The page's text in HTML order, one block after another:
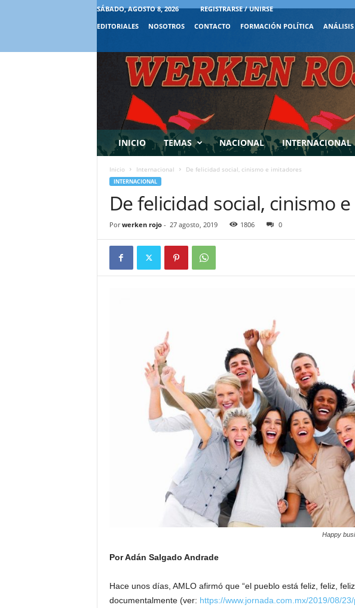
SÁBADO, AGOSTO 8, 2026
REGISTRARSE / UNIRSE
EDITORIALES
NOSOTROS CONTACTO FORMACIÓN POLÍTICA ANÁLISIS
INICIO TEMAS NACIONAL INTERNACIONAL
Inicio Internacional De felicidad social, cinismo e imitadores
INTERNACIONAL
De felicidad social, cinismo
Por werken rojo- 27 agosto, 2019 1806 0
Happy
Por Adán Salgado Andrade
Hace unos días, AMLO afirmó que “el pueblo está feliz, feliz,
documentalmente (ver: https://www.jornada.com.mx/2019/08/